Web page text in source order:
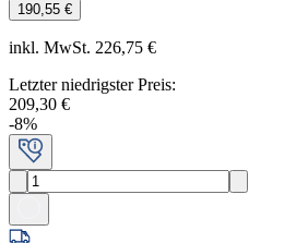
190,55 €
inkl. MwSt. 226,75 €
Letzter niedrigster Preis:
209,30 €
-8%